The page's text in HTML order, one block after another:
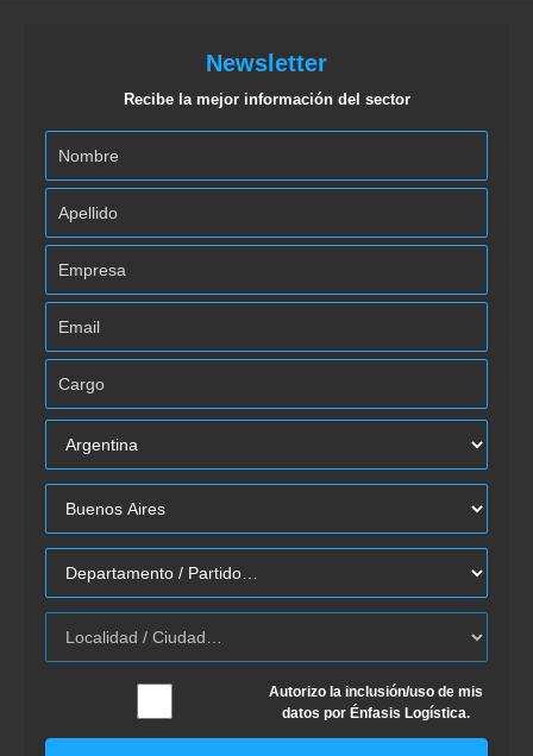
Newsletter
Recibe la mejor información del sector
Autorizo la inclusión/uso de mis
datos por Énfasis Logística.